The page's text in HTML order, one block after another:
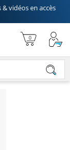
vidéos en accès